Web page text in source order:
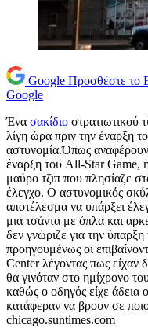
Google Προσθέστε το
Google
Ένα σακίδιο στρατιωτικού
λίγη ώρα πριν την έναρξη
αστυνομία.Όπως
έναρξη του All-Star Game,
μαύρο τζιπ που πλησίαζε
έλεγχο. Ο αστυνομικός
αποτέλεσμα να υπάρξει
μια τσάντα με όπλα και
δεν γνώριζε για την
προηγουμένως οι
Center λέγοντας πως είχαν
θα γινόταν στο ημίχρονο
καθώς ο οδηγός είχε άδεια
κατάφεραν να βρουν σε
chicago.suntimes.com